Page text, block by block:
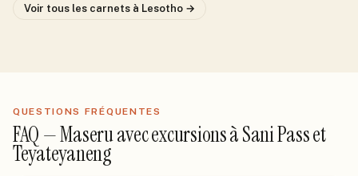
Voir tous les carnets à Lesotho →
QUESTIONS FRÉQUENTES
FAQ —Maseru avec excursions à Sani Pass et
Teyateyaneng